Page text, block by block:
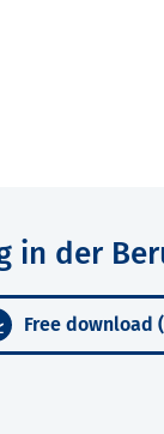
in der
Free download